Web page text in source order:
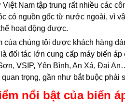
Việt Nam tập trung rất nhiều các
có nguồn gốc từ nước ngoài, vì
hoạt động được.
của chúng tôi được khách hàng
đối tác lớn cung cấp máy biến
VSIP, Yên Bình, An Xá, Đại
quan trọng, gần như bắt buộc phải
nổi bật của biến